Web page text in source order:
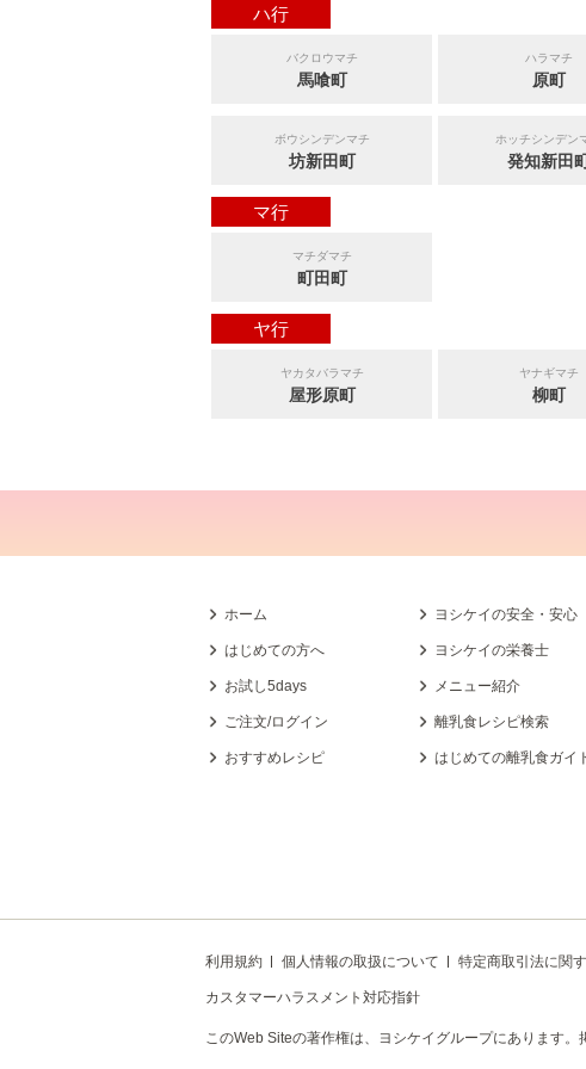
ハ行
バクロウマチ
馬喰町
ハラマチ
原町
ボウシンデンマチ
坊新田町
ホッチシンデン
発知新田
マ行
マチダマチ
町田町
ヤ行
ヤカタバラマチ
屋形原町
ヤナギマチ
柳町
ホーム
はじめての方へ
お試し5days
ご注文/ログイン
おすすめレシピ
ヨシケイの安全・安心
ヨシケイの栄養士
メニュー紹介
離乳食レシピ検索
はじめての離乳食ガイ
利用規約 個人情報の取扱について 特定商取引法に関
カスタマーハラスメント対応指針
このWeb Siteの著作権は、ヨシケイグループにあります